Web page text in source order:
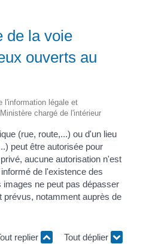
de la voie
ouverts au
l'information légale et
chargé de l'intérieur
(rue, route,...) ou d'un lieu
peut être autorisée pour
aucune autorisation n'est
de l'existence des
ne peut pas dépasser
notamment auprès de
replier Tout déplier